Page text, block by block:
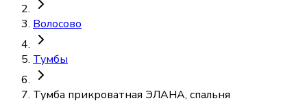
Волосово
Тумбы
Тумба прикроватная ЭЛАНА, спальня